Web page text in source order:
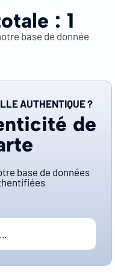
: 1
base de donnée
AUTHENTIQUE ?
de
base de données